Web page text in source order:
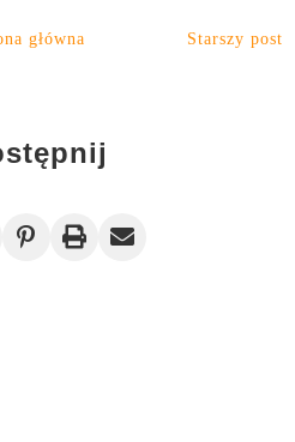
Starszy post
główna